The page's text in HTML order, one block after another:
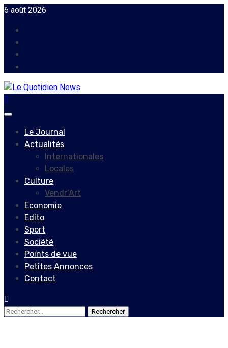
Skip
content
6 août 2026
Primary
Le Journal
Actualités
Internationales
Locales
Culture
Vendr’Art
Economie
Edito
Sport
Société
Points de vue
Petites Annonces
Contact
Rechercher :